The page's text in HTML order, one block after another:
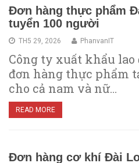
Đơn hàng thực phẩm
tuyển 100 người
TH5 29, 2026 PhanvanIT
Công ty xuất khẩu
đơn hàng thực phẩm
cho cả nam và nữ…
READ MORE
Đơn hàng cơ khí Đài